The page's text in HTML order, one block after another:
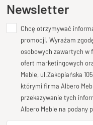
Głębokość
Dodaj opinię o
Twoja ocena
Twoja opinia o
Newsletter
Chcę otrzymywać
promocji. Wyrażam
osobowych zawartych w
ofert marketingowych
Meble, ul.Zakopiańska
którymi firma Albero
przekazywanie tych
Albero Meble na podany